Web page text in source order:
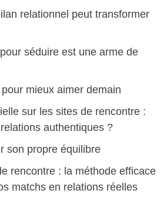
relationnel peut transformer
séduire est une arme de
mieux aimer demain
sur les sites de rencontre :
authentiques ?
son propre équilibre
rencontre : la méthode efficace
matchs en relations réelles